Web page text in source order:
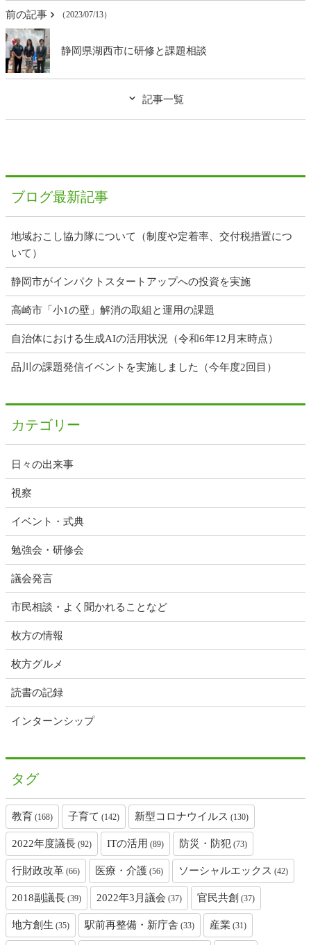
前の記事 （2023/07/13）
静岡県湖西市に研修と課題相談
記事一覧
ブログ最新記事
地域おこし協力隊について（制度や定着率、交付税措置につ
いて）
静岡市がインパクトスタートアップへの投資を実施
高崎市「小1の壁」解消の取組と運用の課題
自治体における生成AIの活用状況（令和6年12月末時点）
品川の課題発信イベントを実施しました（今年度2回目）
カテゴリー
日々の出来事
視察
イベント・式典
勉強会・研修会
議会発言
市民相談・よく聞かれることなど
枚方の情報
枚方グルメ
読書の記録
インターンシップ
タグ
教育 (168) 子育て (142) 新型コロナウイルス (130)
2022年度議長 (92) ITの活用 (89) 防災・防犯 (73)
行財政改革 (66) 医療・介護 (56) ソーシャルエックス (42)
2018副議長 (39) 2022年3月議会 (37) 官民共創 (37)
地方創生 (35) 駅前再整備・新庁舎 (33) 産業 (31)